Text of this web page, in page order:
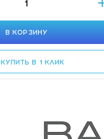
В КОРЗИНУ
КУПИТЬ В 1 КЛИК